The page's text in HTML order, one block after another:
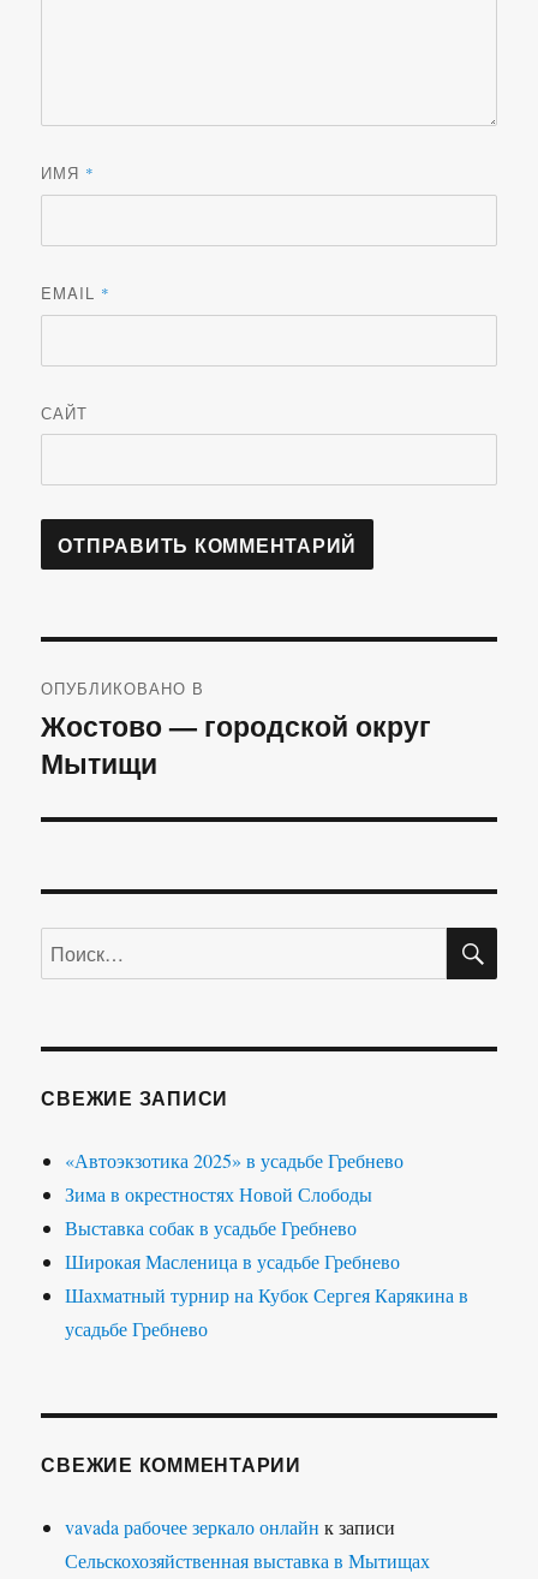
ИМЯ *
EMAIL *
САЙТ
по
записям
ОПУБЛИКОВАНО В
Жостово — городской округ
Мытищи
Искать:
СВЕЖИЕ ЗАПИСИ
«Автоэкзотика 2025» в усадьбе Гребнево
Зима в окрестностях Новой Слободы
Выставка собак в усадьбе Гребнево
Широкая Масленица в усадьбе Гребнево
Шахматный турнир на Кубок Сергея Карякина в
усадьбе Гребнево
СВЕЖИЕ КОММЕНТАРИИ
vavada рабочее зеркало онлайн к записи
Сельскохозяйственная выставка в Мытищах